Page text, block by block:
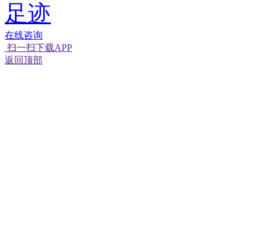
足迹
在线咨询
扫一扫下载APP
返回顶部